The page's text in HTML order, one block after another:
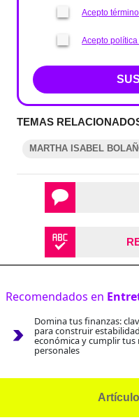
Acepto
Acepto
TEMAS
MARTHA ISABEL
Recomendados en
Domina tus finanzas:
para construir estabilidad
económica y cumplir tus
personales